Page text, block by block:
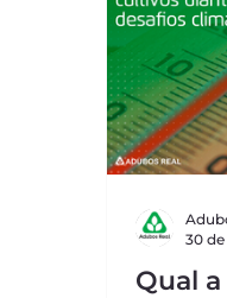
Qual
30